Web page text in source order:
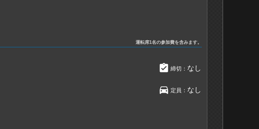
運転席1名の参加費を含みます。
assignment_turned_in 締切： なし
directions_car 定員： なし